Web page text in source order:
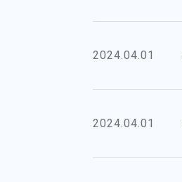
2024.04.01
2024.04.01